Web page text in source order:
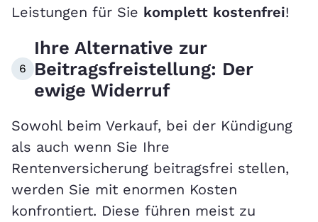
Leistungen für Sie komplett kostenfrei!
6
Ihre Alternative zur
Beitragsfreistellung: Der
ewige Widerruf
Sowohl beim Verkauf, bei der Kündigung
als auch wenn Sie Ihre
Rentenversicherung beitragsfrei stellen,
werden Sie mit enormen Kosten
konfrontiert. Diese führen meist zu